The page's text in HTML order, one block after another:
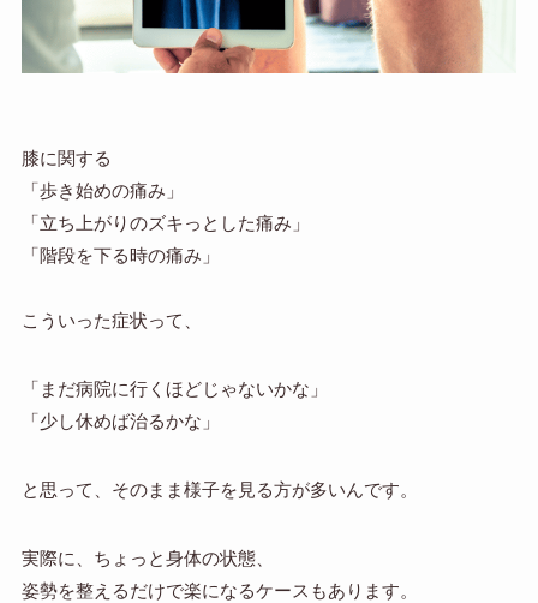
膝に関する
「歩き始めの痛み」
「立ち上がりのズキっとした痛み」
「階段を下る時の痛み」
こういった症状って、
「まだ病院に行くほどじゃないかな」
「少し休めば治るかな」
と思って、そのまま様子を見る方が多いんです。
実際に、ちょっと身体の状態、
姿勢を整えるだけで楽になるケースもあります。